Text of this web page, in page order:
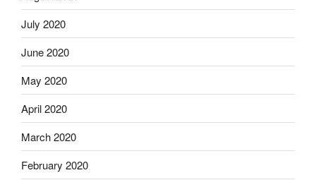
July 2020
June 2020
May 2020
April 2020
March 2020
February 2020